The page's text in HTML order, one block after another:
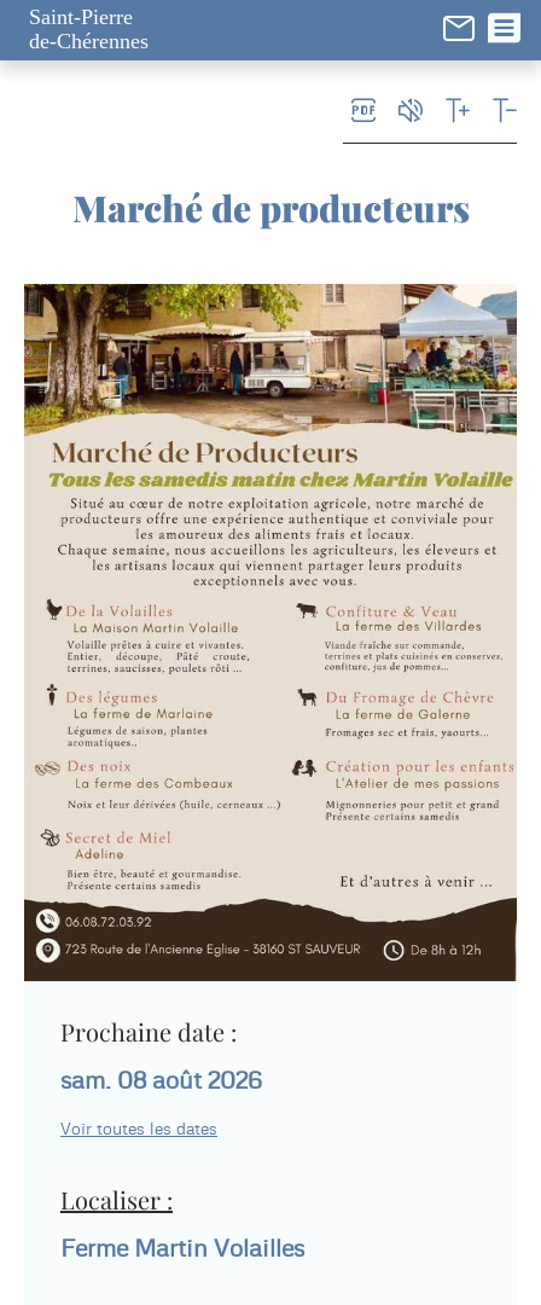
Saint-Pierre
de-Chérennes
Marché de producteurs
Prochaine date :
sam. 08 août 2026
Voir toutes les dates
Localiser :
Ferme Martin Volailles
Panneau de gestion des cookies